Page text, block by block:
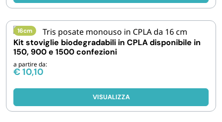
16cm
Kit stoviglie biodegradabili in CPLA disponibile in
150, 900 e 1500 confezioni
a partire da:
€10,10
VISUALIZZA